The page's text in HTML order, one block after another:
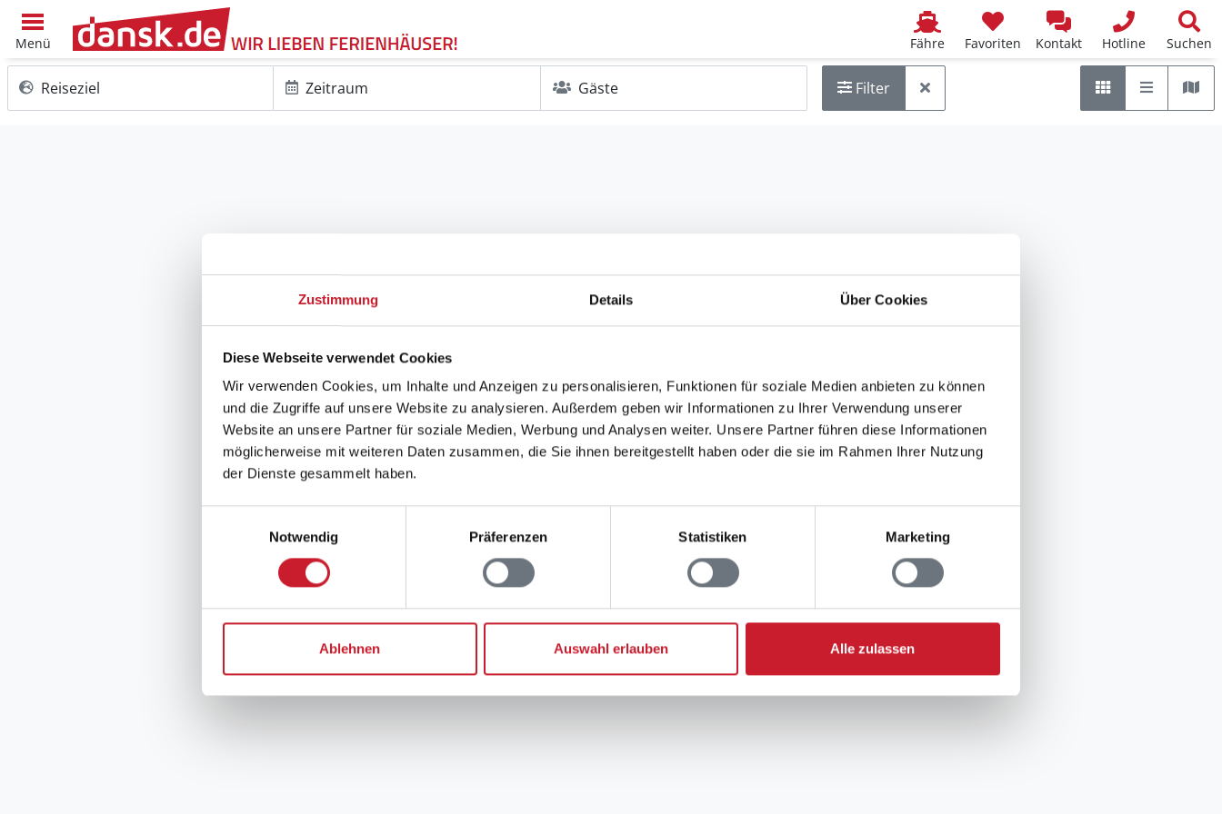
Zustimmung Details Über Cookies
Diese Webseite verwendet Cookies
Wir verwenden Cookies, um Inhalte und Anzeigen zu personalisieren, Funktionen für soziale Medien anbieten zu können
und die Zugriffe auf unsere Website zu analysieren. Außerdem geben wir Informationen zu Ihrer Verwendung unserer
Website an unsere Partner für soziale Medien, Werbung und Analysen weiter. Unsere Partner führen diese Informationen
möglicherweise mit weiteren Daten zusammen, die Sie ihnen bereitgestellt haben oder die sie im Rahmen Ihrer Nutzung
der Dienste gesammelt haben.
Notwendig
Präferenzen Statistiken Marketing
Ablehnen Auswahl erlauben Alle zulassen
Fähre Favoriten Kontakt Hotline Suchen
Menü
Reiseziel Zeitraum Gäste Filter RasterListe